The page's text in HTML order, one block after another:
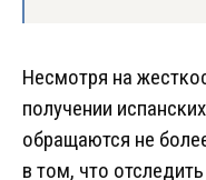
Несмотря на
получении
обращаются не
в том, что